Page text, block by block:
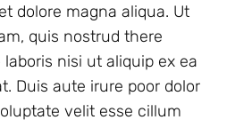
dolore magna aliqua. Ut
quis nostrud there
nisi ut aliquip ex ea
Duis aute irure poor dolor
velit esse cillum